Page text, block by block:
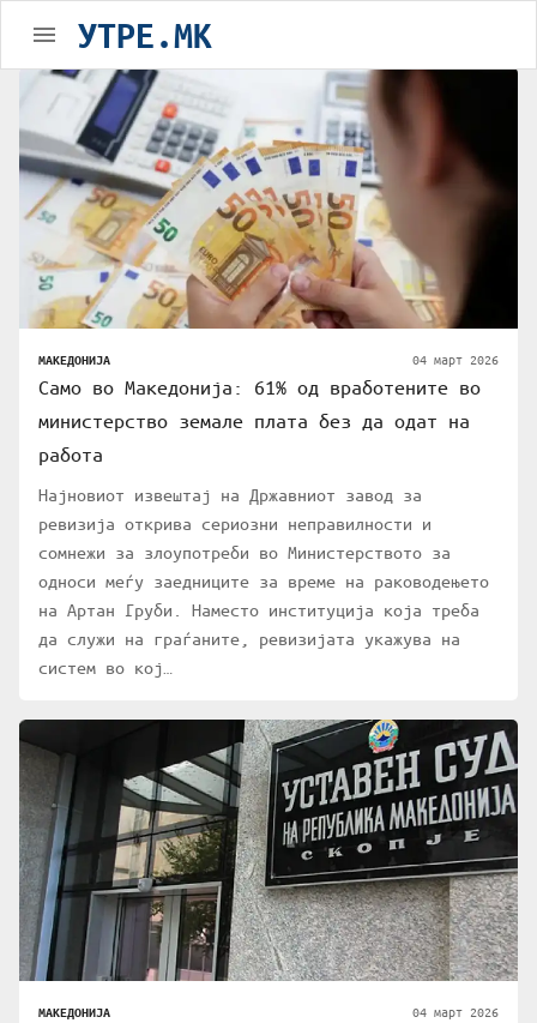
УТРЕ.MK
МАКЕДОНИЈА 04 март 2026
Само во Македонија: 61% од вработените во
министерство земале плата без да одат на
работа
Најновиот извештај на Државниот завод за
ревизија открива сериозни неправилности и
сомнежи за злоупотреби во Министерството за
односи меѓу заедниците за време на раководењето
на Артан Груби. Наместо институција која треба
да служи на граѓаните, ревизијата укажува на
систем во кој…
МАКЕДОНИЈА 04 март 2026